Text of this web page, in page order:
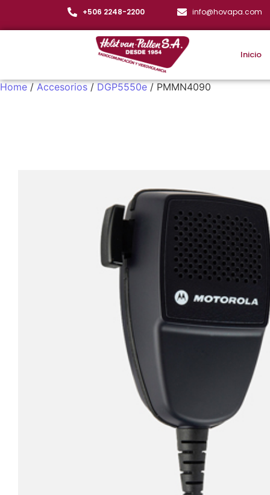
+506 2248-2200 info@hovapa.com
Inicio
Home/Accesorios/DGP5550e/ PMMN4090